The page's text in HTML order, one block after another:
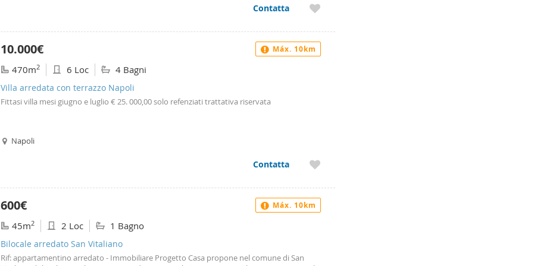
Contatta
10.000€
470m2 6 Loc 4 Bagni
Villa arredata con terrazzo Napoli
Fittasi villa mesi giugno e luglio € 25. 000,00 solo refenziati trattativa riservata
Napoli
Contatta
Máx. 10km
600€
45m2 2 Loc 1 Bagno
Bilocale arredato San Vitaliano
Rif: appartamentino arredato - Immobiliare Progetto Casa propone nel comune di San
Máx. 10km